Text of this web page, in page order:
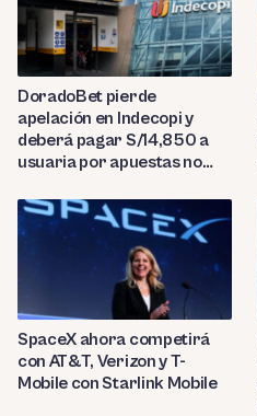
DoradoBet pierde
apelación en Indecopi y
deberá pagar S/14,850 a
usuaria por apuestas no
SpaceX ahora competirá
con AT&T, Verizon y T-
Mobile con Starlink Mobile